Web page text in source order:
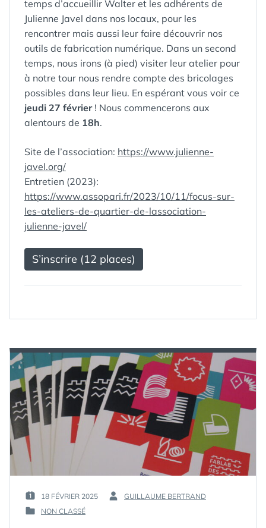
temps d’accueillir Walter et les adhérents de
Julienne Javel dans nos locaux, pour les
rencontrer mais aussi leur faire découvrir nos
outils de fabrication numérique. Dans un second
temps, nous irons (à pied) visiter leur atelier pour
à notre tour nous rendre compte des bricolages
possibles dans leur lieu. En espérant vous voir ce
jeudi 27 février! Nous commencerons aux
alentours de 18h.
Site de l’association: https://www.julienne-
javel.org/
Entretien (2023):
https://www.assopari.fr/2023/10/11/focus-sur-
les-ateliers-de-quartier-de-lassociation-
julienne-javel/
S’inscrire (12 places)
PUBLIÉ
LE :
18 FÉVRIER 2025
PAR :
GUILLAUME BERTRAND
PUBLIÉ
NON CLASSÉ